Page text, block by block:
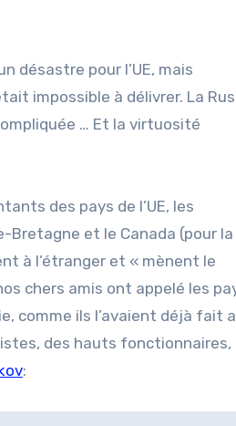
désastre pour l’UE, mais
impossible à délivrer. La
… Et la virtuosité
des pays de l’UE, les
Bretagne et le Canada (pour la
à l’étranger et « mènent le
chers amis ont appelé les
comme ils l’avaient déjà fait
des hauts fonctionnaires,
: